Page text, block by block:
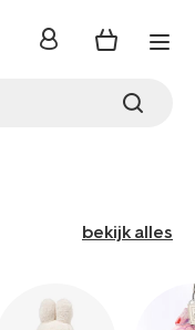
inloggen
bekijk alles